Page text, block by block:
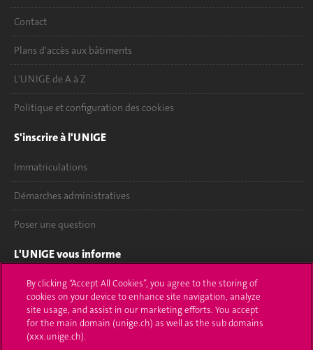
Contact
Plans d'accès aux bâtiments
L'UNIGE de A à Z
Politique et configuration des cookies
S'inscrire à l'UNIGE
Immatriculations
Démarches administratives
Poser une question
L'UNIGE vous informe
UNIGE Mobile
Médias
Offres d'emploi
By clicking “Accept All Cookies”, you agree to the storing of
cookies on your device to enhance site navigation, analyze
site usage, and assist in our marketing efforts. You accept
for the main domain (unige.ch) as well as the sub domains
(xxx.unige.ch).